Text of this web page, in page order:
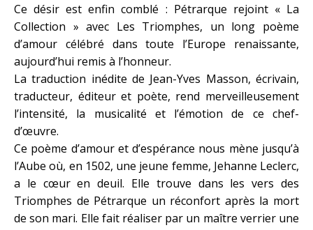
Ce désir est enfin comblé : Pétrarque rejoint « La
Collection » avec Les Triomphes, un long poème
d’amour célébré dans toute l’Europe renaissante,
aujourd’hui remis à l’honneur.
La traduction inédite de Jean-Yves Masson, écrivain,
traducteur, éditeur et poète, rend merveilleusement
l’intensité, la musicalité et l’émotion de ce chef-
d’œuvre.
Ce poème d’amour et d’espérance nous mène jusqu’à
l’Aube où, en 1502, une jeune femme, Jehanne Leclerc,
a le cœur en deuil. Elle trouve dans les vers des
Triomphes de Pétrarque un réconfort après la mort
de son mari. Elle fait réaliser par un maître verrier une